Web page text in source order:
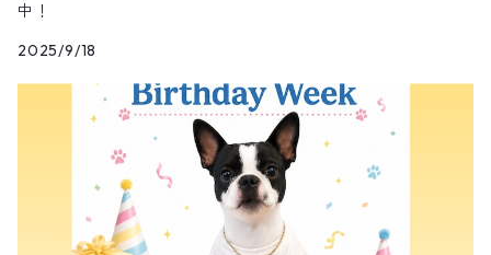
中！
2025/9/18